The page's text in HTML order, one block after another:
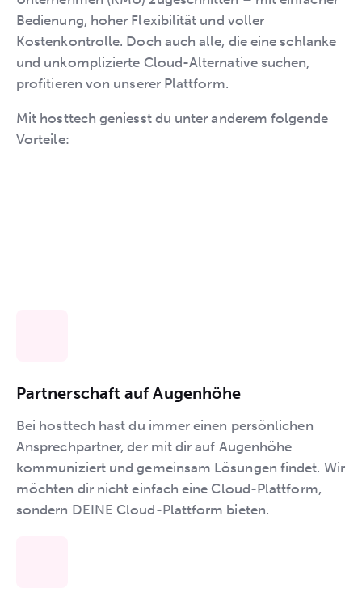
Bedienung, hoher Flexibilität und voller
Kostenkontrolle. Doch auch alle, die eine schlanke
und unkomplizierte Cloud-Alternative suchen,
profitieren von unserer Plattform.
Mit hosttech geniesst du unter anderem folgende
Vorteile:
Partnerschaft auf Augenhöhe
Bei hosttech hast du immer einen persönlichen
Ansprechpartner, der mit dir auf Augenhöhe
kommuniziert und gemeinsam Lösungen findet. Wir
möchten dir nicht einfach eine Cloud-Plattform,
sondern DEINE Cloud-Plattform bieten.